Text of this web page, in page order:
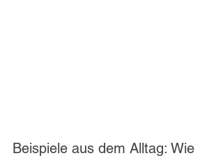
Beispiele aus dem Alltag: Wie